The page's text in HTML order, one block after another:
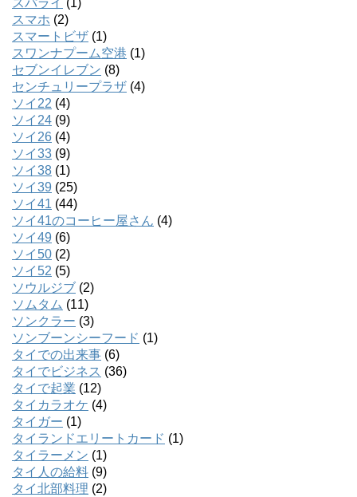
スマホ (2)
スマートビザ (1)
スワンナプーム空港 (1)
セブンイレブン (8)
センチュリープラザ (4)
ソイ22 (4)
ソイ24 (9)
ソイ26 (4)
ソイ33 (9)
ソイ38 (1)
ソイ39 (25)
ソイ41 (44)
ソイ41のコーヒー屋さん (4)
ソイ49 (6)
ソイ50 (2)
ソイ52 (5)
ソウルジブ (2)
ソムタム (11)
ソンクラー (3)
ソンブーンシーフード (1)
タイでの出来事 (6)
タイでビジネス (36)
タイで起業 (12)
タイカラオケ (4)
タイガー (1)
タイランドエリートカード (1)
タイラーメン (1)
タイ人の給料 (9)
タイ北部料理 (2)